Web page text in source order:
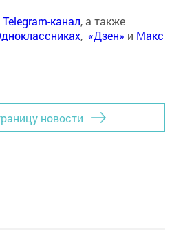
Telegram-канал, а также
, «Дзен» и Макс
новости